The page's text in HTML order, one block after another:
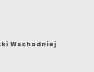
Wschodniej